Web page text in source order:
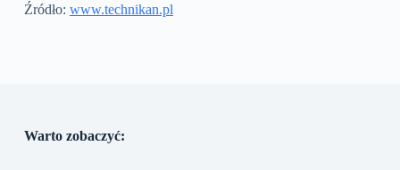
Źródło: www.technikan.pl
Warto zobaczyć: